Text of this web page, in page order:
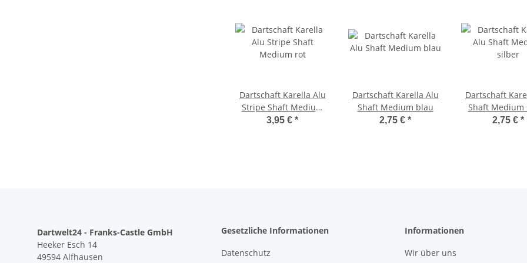
Dartschaft Karella Alu
Stripe Shaft Medium
rot
3,95 € *
Dartschaft Karella Alu
Shaft Medium blau
2,75 € *
Dartschaft
Shaft Medium
2,75 € *
Dartwelt24 - Franks-Castle GmbH
Heeker Esch 14
49594 Alfhausen
Gesetzliche Informationen
Datenschutz
Informationen
Wir über uns